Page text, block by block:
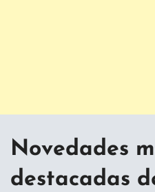
Novedades
destacadas